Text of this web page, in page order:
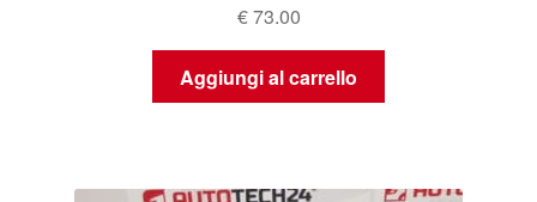
€73.00
Aggiungi al carrello